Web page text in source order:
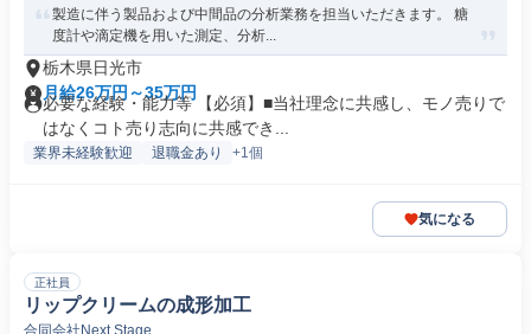
製造に伴う製品および中間品の分析業務を担当いただきます。 糖
度計や滴定機を用いた測定、分析...
栃木県日光市
月給26万円～35万円
必要な経験・能力等 【必須】■当社理念に共感し、モノ売りで
はなくコト売り志向に共感でき...
業界未経験歓迎 退職金あり +1個
気になる
正社員
リップクリームの成形加工
合同会社Next Stage